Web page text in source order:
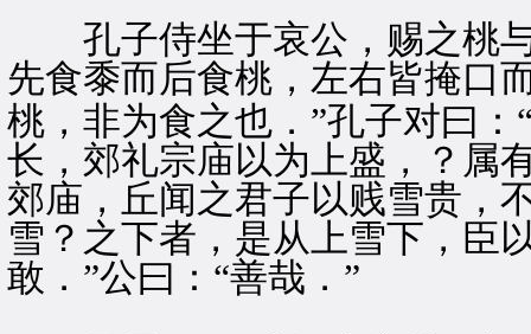
孔子侍坐于哀公，赐之桃与
先食黍而后食桃，左右皆掩口
桃，非为食之也．”孔子对曰
长，郊礼宗庙以为上盛，？属
郊庙，丘闻之君子以贱雪贵，
雪？之下者，是从上雪下，臣
敢．”公曰：“善哉．”